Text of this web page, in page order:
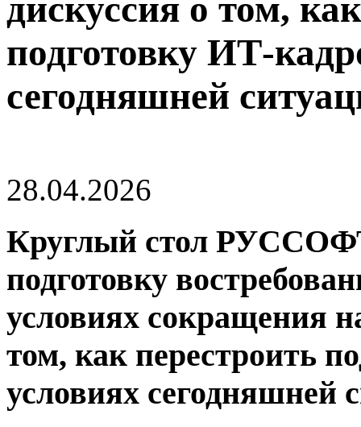
дискуссия о том,
подготовку ИТ-
сегодняшней
28.04.2026
Круглый стол
подготовку
условиях сокращения
том, как перестроить
условиях сегодняшней